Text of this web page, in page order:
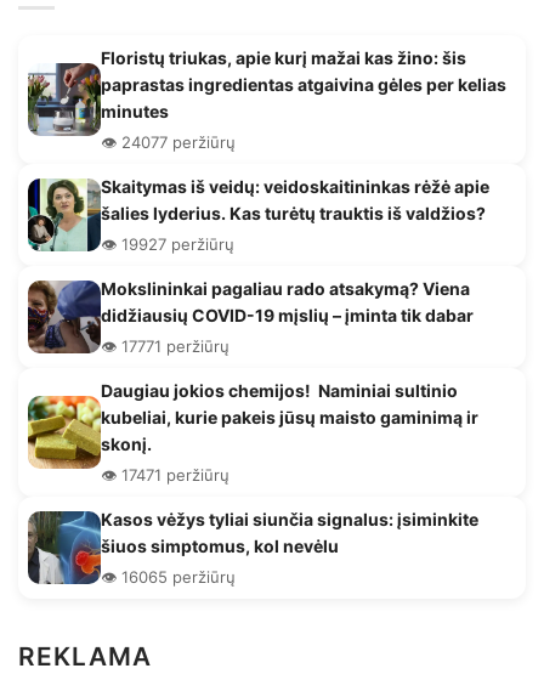
Floristų triukas, apie kurį mažai kas žino: šis
paprastas ingredientas atgaivina gėles per kelias
minutes
👁️ 24077 peržiūrų
Skaitymas iš veidų: veidoskaitininkas rėžė apie
šalies lyderius. Kas turėtų trauktis iš valdžios?
👁️ 19927 peržiūrų
Mokslininkai pagaliau rado atsakymą? Viena
didžiausių COVID-19 mįslių – įminta tik dabar
👁️ 17771 peržiūrų
Daugiau jokios chemijos! Naminiai sultinio
kubeliai, kurie pakeis jūsų maisto gaminimą ir
skonį.
👁️ 17471 peržiūrų
Kasos vėžys tyliai siunčia signalus: įsiminkite
šiuos simptomus, kol nevėlu
👁️ 16065 peržiūrų
REKLAMA